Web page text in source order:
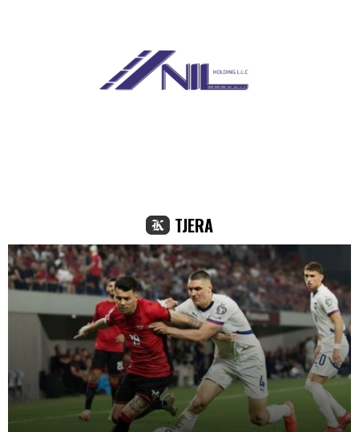
TJERA